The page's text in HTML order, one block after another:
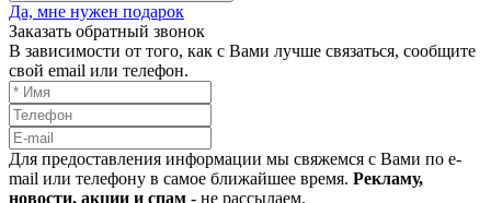
Да, мне нужен подарок
Заказать обратный звонок
В зависимости от того, как с Вами лучше связаться, сообщите
свой email или телефон.
Для предоставления информации мы свяжемся с Вами по e-
mail или телефону в самое ближайшее время. Рекламу,
новости, акции и спам - не рассылаем.